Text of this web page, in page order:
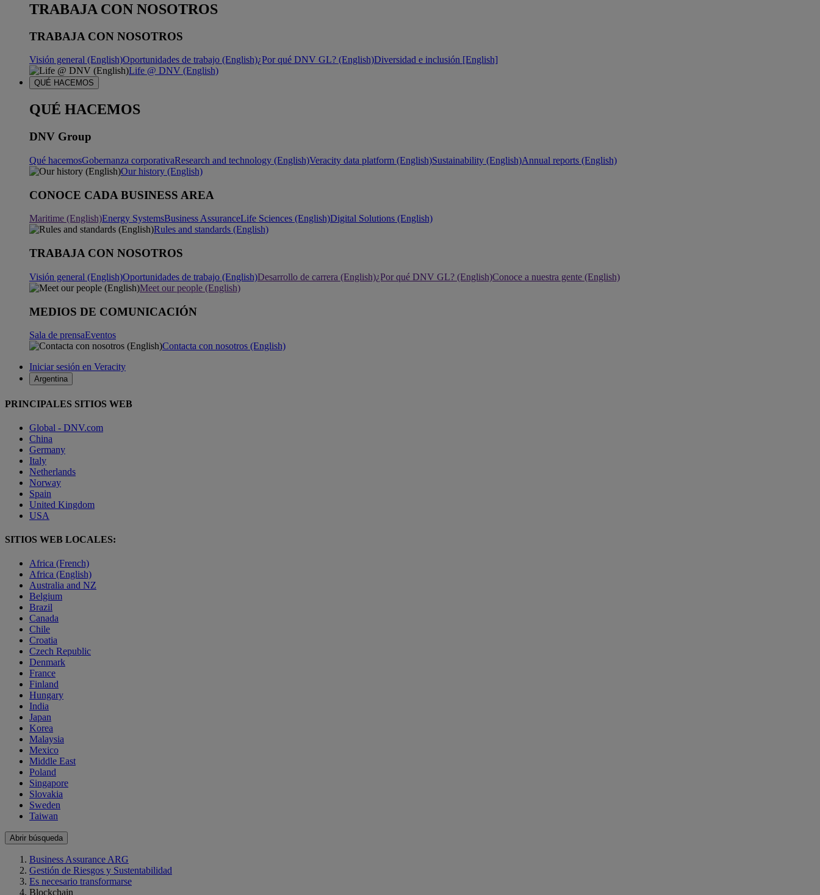
TRABAJA CON NOSOTROS
TRABAJA CON NOSOTROS
Visión general (English)Oportunidades de trabajo (English)¿Por qué DNV GL? (English)Diversidad e inclusión [English]
Life @ DNV (English)
QUÉ HACEMOS
QUÉ HACEMOS
DNV Group
Qué hacemosGobernanza corporativaResearch and technology (English)Veracity data platform (English)Sustainability (English)Annual reports (English)
Our history (English)
CONOCE CADA BUSINESS AREA
Maritime (English)Energy SystemsBusiness AssuranceLife Sciences (English)Digital Solutions (English)
Rules and standards (English)
TRABAJA CON NOSOTROS
Visión general (English)Oportunidades de trabajo (English)Desarrollo de carrera (English)¿Por qué DNV GL? (English)Conoce a nuestra gente (English)
Meet our people (English)
MEDIOS DE COMUNICACIÓN
Sala de prensaEventos
Contacta con nosotros (English)
Iniciar sesión en Veracity
Argentina
PRINCIPALES SITIOS WEB
Global - DNV.com
China
Germany
Italy
Netherlands
Norway
Spain
United Kingdom
USA
SITIOS WEB LOCALES:
Africa (French)
Africa (English)
Australia and NZ
Belgium
Brazil
Canada
Chile
Croatia
Czech Republic
Denmark
France
Finland
Hungary
India
Japan
Korea
Malaysia
Mexico
Middle East
Poland
Singapore
Slovakia
Sweden
Taiwan
Abrir búsqueda
Business Assurance ARG
Gestión de Riesgos y Sustentabilidad
Es necesario transformarse
Blockchain